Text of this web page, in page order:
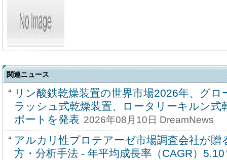
関連ニュース
リン酸鉄乾燥装置の世界市場2026年、グ
ラッシュ式乾燥装置、ロータリーキルン式
ポートを発表 2026年08月10日 DreamNews
アルカリ性プロテアーゼ市場調査会社が贈
方・分析手法 - 年平均成長率（CAGR）